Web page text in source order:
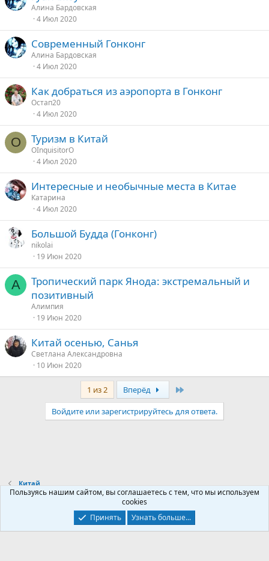
Алина Бардовская
4 Июл 2020
Современный Гонконг
Алина Бардовская
4 Июл 2020
Как добраться из аэропорта в Гонконг
Остап20
4 Июл 2020
O Туризм в Китай
OInquisitorO
4 Июл 2020
Интересные и необычные места в Китае
Катарина
4 Июл 2020
Большой Будда (Гонконг)
nikolai
19 Июн 2020
А
Тропический парк Янода: экстремальный и
позитивный
Алимпия
19 Июн 2020
Китай осенью, Санья
Светлана Александровна
10 Июн 2020
1 из 2 Вперёд
Войдите или зарегистрируйтесь для ответа.
Китай
Условия и правила
Политика конфиденциальности
Главная
R
Пользуясь нашим сайтом, вы соглашаетесь с тем, что мы используем
cookies
Принять
Узнать больше...